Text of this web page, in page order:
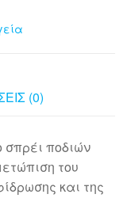
(0)
σπρέι ποδιών
του
και της